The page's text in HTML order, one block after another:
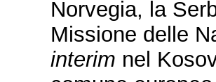
Norvegia, la
Missione delle
interim nel